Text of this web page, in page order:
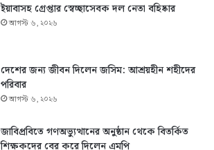
ইয়াবাসহ গ্রেপ্তার স্বেচ্ছাসেবক দল নেতা বহিষ্কার
আগস্ট ৬, ২০২৬
দেশের জন্য জীবন দিলেন জসিম: আশ্রয়হীন শহীদের
পরিবার
আগস্ট ৬, ২০২৬
জাবিপ্রবিতে গণঅভ্যুত্থানের অনুষ্ঠান থেকে বিতর্কিত
শিক্ষকদের বের করে দিলেন এমপি